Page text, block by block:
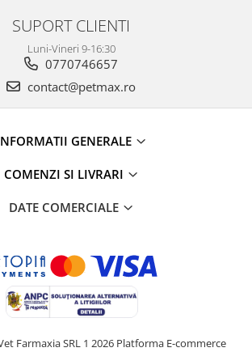
SUPORT CLIENTI
Luni-Vineri 9-16:30
0770746657
contact@petmax.ro
GENERALE
COMENZI SI LIVRARI
DATE COMERCIALE
Farmaxia SRL 1 2026 Platforma E-commerce